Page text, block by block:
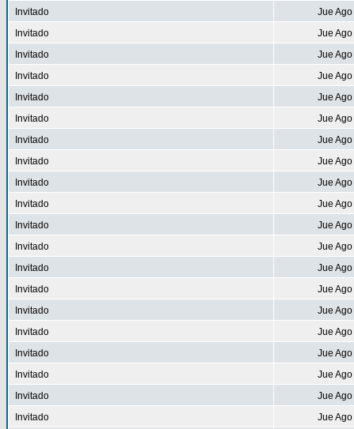
Invitado
Jue
Invitado
Jue
Invitado
Jue
Invitado
Jue
Invitado
Jue
Invitado
Jue
Invitado
Jue
Invitado
Jue
Invitado
Jue
Invitado
Jue
Invitado
Jue
Invitado
Jue
Invitado
Jue
Invitado
Jue
Invitado
Jue
Invitado
Jue
Invitado
Jue
Invitado
Jue
Invitado
Jue
Invitado
Jue